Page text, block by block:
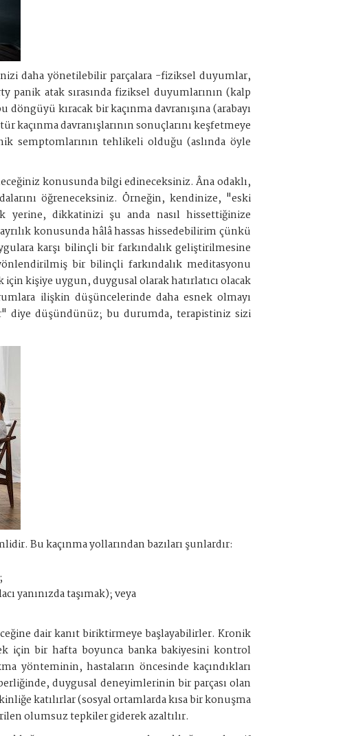
daha yönetilebilir parçalara -fiziksel duyumlar,
atak sırasında fiziksel duyumlarının (kalp
kıracak bir kaçınma davranışına (arabayı
kaçınma davranışlarının sonuçlarını keşfetmeye
semptomlarının tehlikeli olduğu (aslında öyle
konusunda bilgi edineceksiniz. Âna odaklı,
öğreneceksiniz. Örneğin, kendinize, "eski
yerine, dikkatinizi şu anda nasıl hissettiğinize
konusunda hâlâ hassas hissedebilirim çünkü
karşı bilinçli bir farkındalık geliştirilmesine
bir bilinçli farkındalık meditasyonu
kişiye uygun, duygusal olarak hatırlatıcı olacak
ilişkin düşüncelerinde daha esnek olmayı
diye düşündünüz; bu durumda, terapistiniz sizi
Bu kaçınma yollarından bazıları şunlardır:
yanınızda taşımak); veya
dair kanıt biriktirmeye başlayabilirler. Kronik
için bir hafta boyunca banka bakiyesini kontrol
yönteminin, hastaların öncesinde kaçındıkları
duygusal deneyimlerinin bir parçası olan
katılırlar (sosyal ortamlarda kısa bir konuşma
olumsuz tepkiler giderek azaltılır.